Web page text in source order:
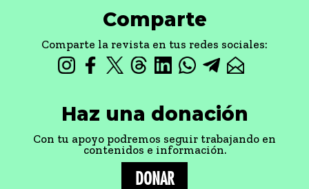
Comparte
Comparte la revista en tus redes sociales:
Haz una donación
Con tu apoyo podremos seguir trabajando en
contenidos e información.
DONAR